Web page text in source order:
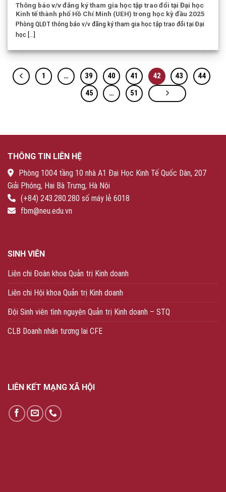
Thông báo v/v đăng ký tham gia học tập trao đổi tại Đại học
Kinh tế thành phố Hồ Chí Minh (UEH) trong học kỳ đầu 2025
Phòng QLĐT thông báo v/v đăng ký tham gia học tập trao đổi tại Đại
học [...]
1 … 39 40 41 42 43
44
45
… 51
THÔNG TIN LIÊN HỆ
Phòng 1004 tầng 10 nhà A1 Đại Học Kinh Tế Quốc Dân, 207
Giải Phóng, Hai Bà Trưng, Hà Nội
(+84) 243.280.280 số máy lẻ 6018
fbm@neu.edu.vn
SINH VIÊN
Liên chi Đoàn khoa Quản trị Kinh doanh
Liên chi Hội khoa Quản trị Kinh doanh
Đội Sinh viên tình nguyện Quản trị Kinh doanh – STQ
CLB Doanh nhân tương lai CFE
LIÊN KẾT MẠNG XÃ HỘI